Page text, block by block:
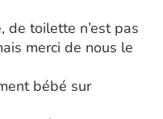
de toilette n’est pas
merci de nous le
bébé sur